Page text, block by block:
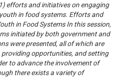
efforts and initiatives on engaging
in food systems. Efforts and
in Food Systems In this session,
initiated by both government and
were presented, all of which are
opportunities, and setting
to advance the involvement of
there exists a variety of